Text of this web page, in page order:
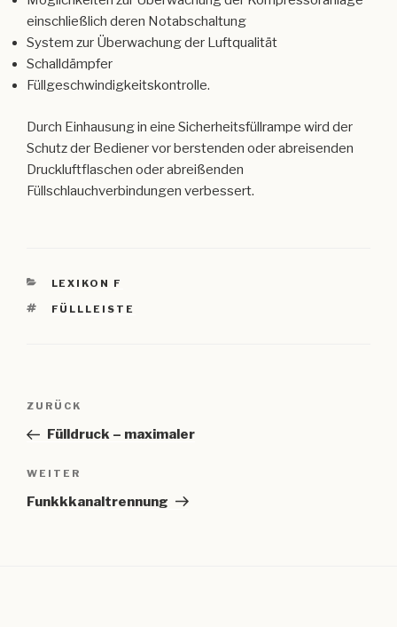
einschließlich deren Notabschaltung
System zur Überwachung der Luftqualität
Schalldämpfer
Füllgeschwindigkeitskontrolle.
Durch Einhausung in eine Sicherheitsfüllrampe wird der
Schutz der Bediener vor berstenden oder abreisenden
Druckluftflaschen oder abreißenden
Füllschlauchverbindungen verbessert.
KATEGORIEN
LEXIKON F
SCHLAGWÖRTER
FÜLLLEISTE
Beitragsnavigation
Vorheriger
Beitrag
ZURÜCK
Fülldruck – maximaler
Nächster
Beitrag
WEITER
Funkkkanaltrennung